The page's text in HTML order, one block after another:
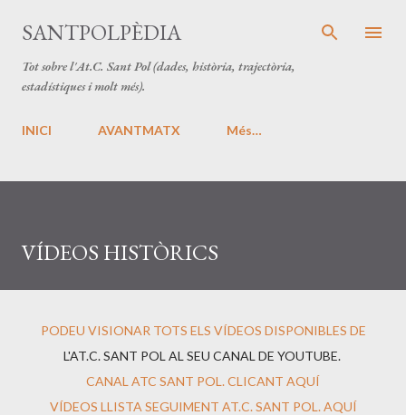
Salta al contingut principal
SANTPOLPÈDIA
Tot sobre l'At.C. Sant Pol (dades, història, trajectòria,
estadístiques i molt més).
INICI AVANTMATX Més…
VÍDEOS HISTÒRICS
PODEU VISIONAR TOTS ELS VÍDEOS DISPONIBLES DE
L'AT.C. SANT POL AL SEU CANAL DE YOUTUBE.
CANAL ATC SANT POL. CLICANT AQUÍ
VÍDEOS LLISTA SEGUIMENT AT.C. SANT POL. AQUÍ